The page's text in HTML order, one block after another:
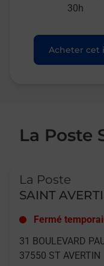
30h
Acheter cet
La Poste
La Poste
SAINT
Fermé
31 BOULEVARD
37550 ST AVERTIN